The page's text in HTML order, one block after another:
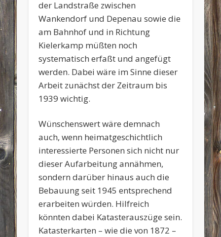
der Landstraße zwischen
Wankendorf und Depenau sowie die
am Bahnhof und in Richtung
Kielerkamp müßten noch
systematisch erfaßt und angefügt
werden. Dabei wäre im Sinne dieser
Arbeit zunächst der Zeitraum bis
1939 wichtig.
Wünschenswert wäre demnach
auch, wenn heimatgeschichtlich
interessierte Personen sich nicht nur
dieser Aufarbeitung annähmen,
sondern darüber hinaus auch die
Bebauung seit 1945 entsprechend
erarbeiten würden. Hilfreich
könnten dabei Katasterauszüge sein.
Katasterkarten – wie die von 1872 –